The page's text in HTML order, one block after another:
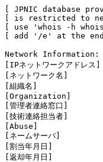
[ JPNIC database
[ is restricted to
[ use 'whois -h
[ add '/e' at the
Network Information: [
[IPネットワークア
[ネットワーク名]
[組織名]
[Organization]
[管理者連絡
[技術連絡担
[ネームサーバ]
[割当年月日]
[返却年